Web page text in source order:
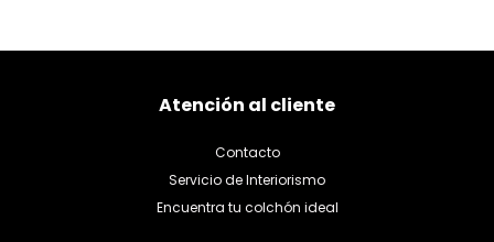
Atención al cliente
Contacto
Servicio de Interiorismo
Encuentra tu colchón ideal